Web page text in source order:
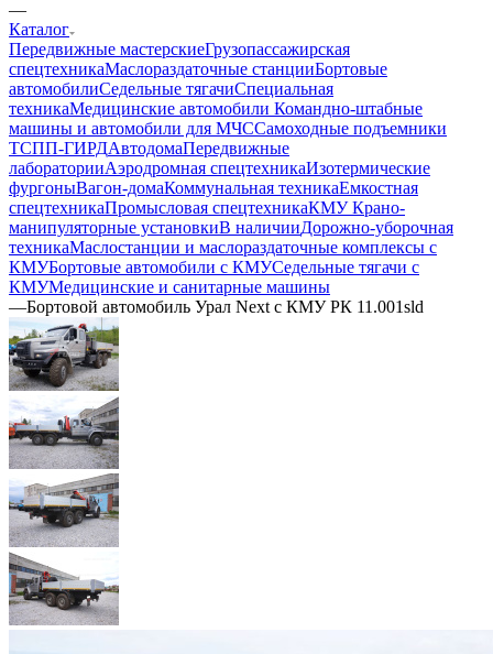
—
Каталог
Передвижные мастерскиеГрузопассажирская
спецтехникаМаслораздаточные станцииБортовые
автомобилиСедельные тягачиСпециальная
техникаМедицинские автомобили Командно-штабные
машины и автомобили для МЧССамоходные подъемники
ТСПП-ГИРДАвтодомаПередвижные
лабораторииАэродромная спецтехникаИзотермические
фургоныВагон-домаКоммунальная техникаЕмкостная
спецтехникаПромысловая спецтехникаКМУ Крано-
манипуляторные установкиВ наличииДорожно-уборочная
техникаМаслостанции и маслораздаточные комплексы с
КМУБортовые автомобили с КМУСедельные тягачи с
КМУМедицинские и санитарные машины
—Бортовой автомобиль Урал Next с КМУ РК 11.001sld